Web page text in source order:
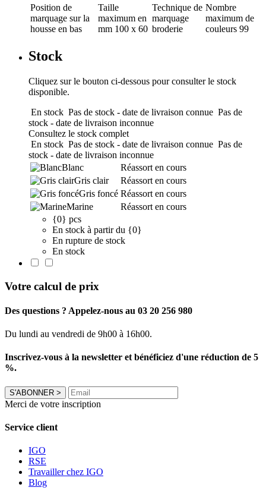
Position de
marquage sur la
housse en bas
Taille
maximum en
mm 100 x 60
Technique de
marquage
broderie
Nombre
maximum de
couleurs 99
Stock
Cliquez sur le bouton ci-dessous pour consulter le stock
disponible.
En stock Pas de stock - date de livraison connue Pas de
stock - date de livraison inconnue
Consultez le stock complet
En stock Pas de stock - date de livraison connue Pas de
stock - date de livraison inconnue
Blanc
Réassort en cours
Gris clair
Réassort en cours
Gris foncé Réassort en cours
Marine
Réassort en cours
{0} pcs
En stock à partir du {0}
En rupture de stock
En stock
Votre calcul de prix
Des questions ? Appelez-nous au 03 20 256 980
Du lundi au vendredi de 9h00 à 16h00.
Inscrivez-vous à la newsletter et bénéficiez d'une réduction de 5
%.
S'ABONNER >
Merci de votre inscription
Service client
IGO
RSE
Travailler chez IGO
Blog